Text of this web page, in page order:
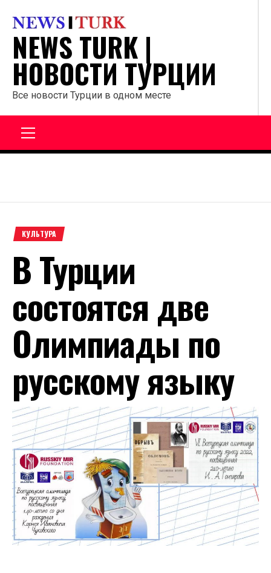
содержанию
NEWS TURK |
НОВОСТИ ТУРЦИИ
Все новости Турции в одном месте
КУЛЬТУРА
В Турции
состоятся две
Олимпиады по
русскому языку